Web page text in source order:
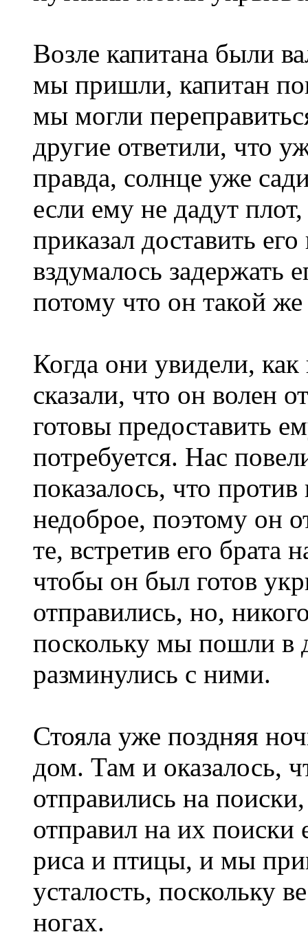
Возле капитана были
мы пришли, капитан
мы могли
другие ответили, что
правда, солнце уже
если ему не дадут
приказал доставить
вздумалось задержать
потому что он такой
Когда они увидели,
сказали, что он волен
готовы предоставить
потребуется. Нас
показалось, что
недоброе, поэтому он
те, встретив его
чтобы он был готов
отправились, но,
поскольку мы пошли в
разминулись с ними.
Стояла уже поздняя
дом. Там и оказалось,
отправились на
отправил на их поиски
риса и птицы, и мы
усталость, поскольку
ногах.